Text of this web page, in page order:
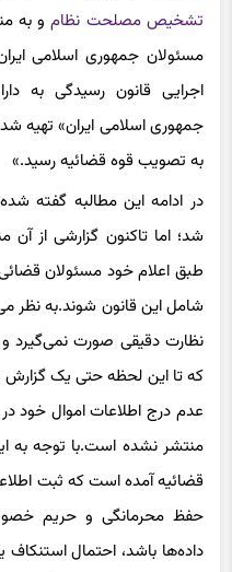
تشخیص مصلحت نظامو به‌
مسئولان جمهوری اسلامی
اجرایی قانون رسیدگی به
به تصویب قوه قضائیه رسید.»
در ادامه این مطالبه گفته
شد؛ اما تاکنون گزارشی از
شامل این قانون شوند.به نظر
نظارت دقیقی صورت نمی‌گیرد و
که تا این لحظه حتی یک گزارش
عدم درج اطلاعات اموال خود
منتشر نشده است.با توجه به
قضائیه آمده است که ثبت
حفظ محرمانگی و حریم
داده‌ها باشد، احتمال